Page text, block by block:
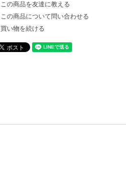
この商品を友達に教える
この商品について問い合わせる
買い物を続ける